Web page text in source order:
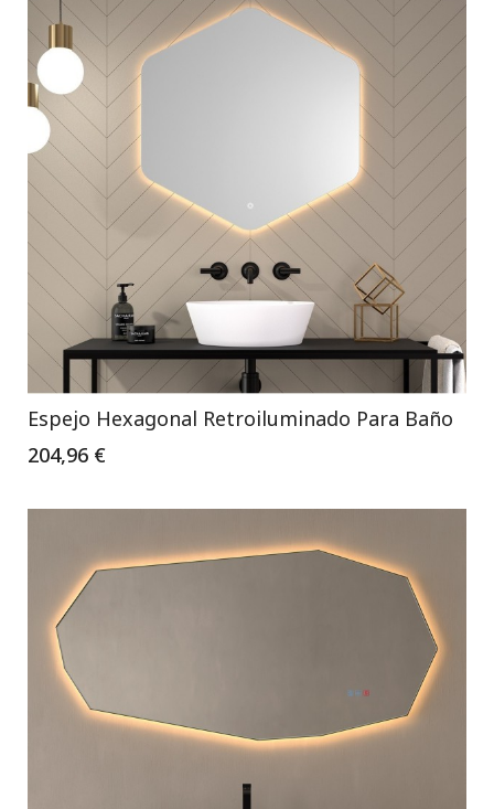
Espejo Hexagonal Retroiluminado Para Baño
204,96 €